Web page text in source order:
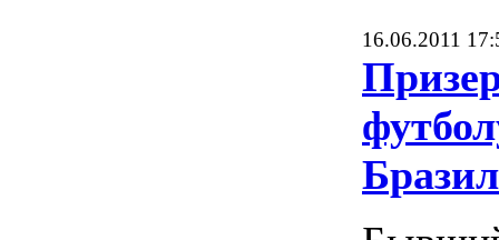
16.06.2011